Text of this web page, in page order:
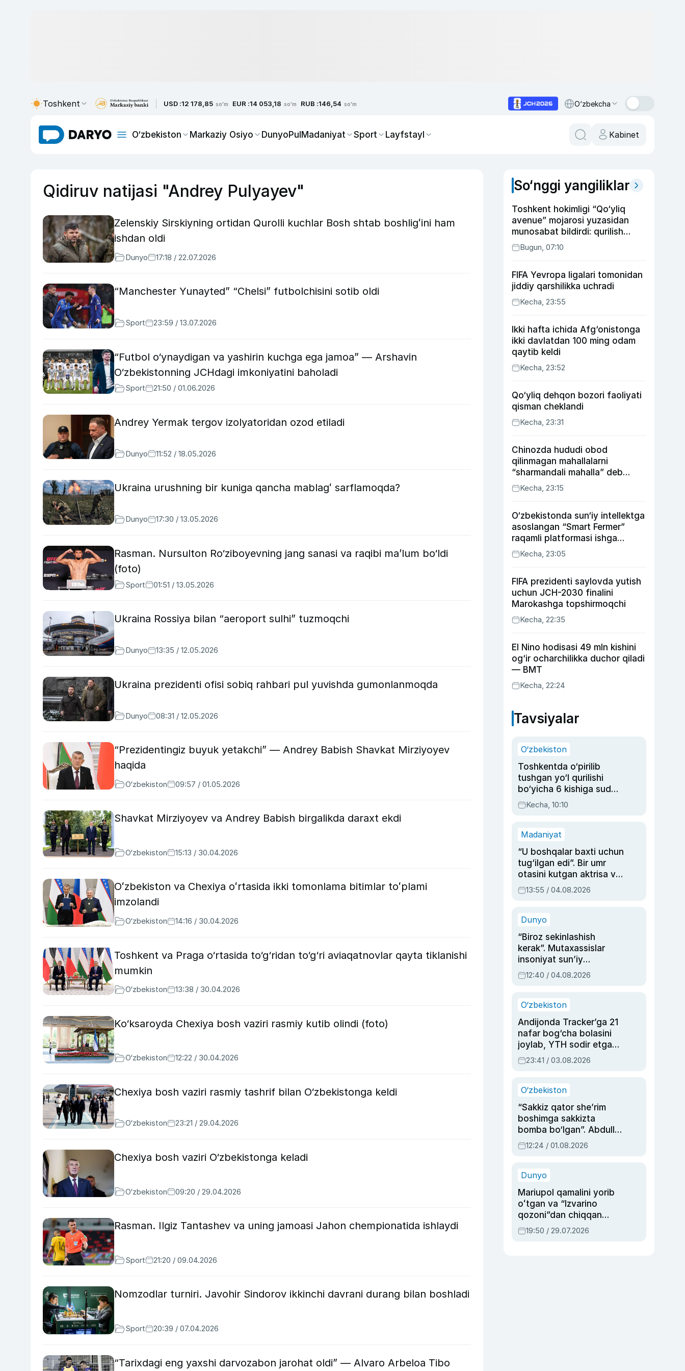
Toshkent USD :12 178,85 so'm EUR :14 053,18 so'm RUB :146,54 so'm O‘zbekcha
O‘zbekiston Markaziy Osiyo DunyoPulMadaniyat Sport Layfstayl Kabinet
Qidiruv natijasi "Andrey Pulyayev"
Zelenskiy Sirskiyning ortidan Qurolli kuchlar Bosh shtab boshligʻini ham
ishdan oldi
Dunyo 17:18 / 22.07.2026
“Manchester Yunayted” “Chelsi” futbolchisini sotib oldi
Sport 23:59 / 13.07.2026
“Futbol o‘ynaydigan va yashirin kuchga ega jamoa” — Arshavin
O‘zbekistonning JCHdagi imkoniyatini baholadi
Sport 21:50 / 01.06.2026
Andrey Yermak tergov izolyatoridan ozod etiladi
Dunyo 11:52 / 18.05.2026
Ukraina urushning bir kuniga qancha mablagʻ sarflamoqda?
Dunyo 17:30 / 13.05.2026
Rasman. Nursulton Ro‘ziboyevning jang sanasi va raqibi ma’lum bo‘ldi
(foto)
Sport 01:51 / 13.05.2026
Ukraina Rossiya bilan “aeroport sulhi” tuzmoqchi
Dunyo 13:35 / 12.05.2026
Ukraina prezidenti ofisi sobiq rahbari pul yuvishda gumonlanmoqda
Dunyo 08:31 / 12.05.2026
“Prezidentingiz buyuk yetakchi” — Andrey Babish Shavkat Mirziyoyev
haqida
O‘zbekiston 09:57 / 01.05.2026
Shavkat Mirziyoyev va Andrey Babish birgalikda daraxt ekdi
O‘zbekiston 15:13 / 30.04.2026
Oʻzbekiston va Chexiya oʻrtasida ikki tomonlama bitimlar toʻplami
imzolandi
O‘zbekiston 14:16 / 30.04.2026
Toshkent va Praga o‘rtasida to‘g‘ridan to‘g‘ri aviaqatnovlar qayta tiklanishi
mumkin
O‘zbekiston 13:38 / 30.04.2026
Ko‘ksaroyda Chexiya bosh vaziri rasmiy kutib olindi (foto)
O‘zbekiston 12:22 / 30.04.2026
Chexiya bosh vaziri rasmiy tashrif bilan O‘zbekistonga keldi
O‘zbekiston 23:21 / 29.04.2026
Chexiya bosh vaziri O‘zbekistonga keladi
O‘zbekiston 09:20 / 29.04.2026
Rasman. Ilgiz Tantashev va uning jamoasi Jahon chempionatida ishlaydi
Sport 21:20 / 09.04.2026
Nomzodlar turniri. Javohir Sindorov ikkinchi davrani durang bilan boshladi
Sport 20:39 / 07.04.2026
“Tarixdagi eng yaxshi darvozabon jarohat oldi” — Alvaro Arbeloa Tibo
So‘nggi yangiliklar
Toshkent hokimligi “Qo‘yliq
avenue” mojarosi yuzasidan
munosabat bildirdi: qurilish
ishlarining 53 foizi yakunlangan
Bugun, 07:10
FIFA Yevropa ligalari tomonidan
jiddiy qarshilikka uchradi
Kecha, 23:55
Ikki hafta ichida Afg‘onistonga
ikki davlatdan 100 ming odam
qaytib keldi
Kecha, 23:52
Qo‘yliq dehqon bozori faoliyati
qisman cheklandi
Kecha, 23:31
Chinozda hududi obod
qilinmagan mahallalarni
“sharmandali mahalla” deb
belgilash boshlandi
Kecha, 23:15
O‘zbekistonda sun‘iy intellektga
asoslangan “Smart Fermer”
raqamli platformasi ishga
tushiriladi
Kecha, 23:05
FIFA prezidenti saylovda yutish
uchun JCH-2030 finalini
Marokashga topshirmoqchi
Kecha, 22:35
El Nino hodisasi 49 mln kishini
og‘ir ocharchilikka duchor qiladi
— BMT
Kecha, 22:24
Tavsiyalar
O‘zbekiston
Toshkentda o‘pirilib
tushgan yo‘l qurilishi
bo‘yicha 6 kishiga sud
hukmi o‘qildi
Kecha, 10:10
Madaniyat
“U boshqalar baxti uchun
tug‘ilgan edi”. Bir umr
otasini kutgan aktrisa va
dublyaj ustasi Rimma
Ahmedovaning
13:55 / 04.08.2026
Dunyo
“Biroz sekinlashish
kerak”. Mutaxassislar
insoniyat sun’iy
intellektni boshqara
olmay qolishidan xavotir
12:40 / 04.08.2026
O‘zbekiston
Andijonda Tracker’ga 21
nafar bog‘cha bolasini
joylab, YTH sodir etgan
ayolga sud hukmi o‘qildi
23:41 / 03.08.2026
O‘zbekiston
“Sakkiz qator she’rim
boshimga sakkizta
bomba bo‘lgan”. Abdulla
Oripovni siyosiy
ayblovlardan asrab
12:24 / 01.08.2026
Dunyo
Mariupol qamalini yorib
oʻtgan va “Izvarino
qozoni”dan chiqqan
qahramon — Ukraina
armiyasi bosh
19:50 / 29.07.2026